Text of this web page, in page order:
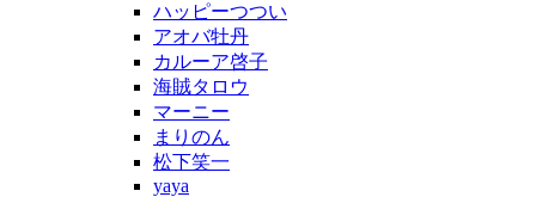
ハッピーつつい
アオバ牡丹
カルーア啓子
海賊タロウ
マーニー
まりのん
松下笑一
yaya